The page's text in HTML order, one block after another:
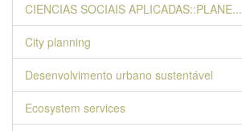
CIENCIAS SOCIAIS APLICADAS::PLANE...
City planning
Desenvolvimento urbano sustentável
Ecosystem services